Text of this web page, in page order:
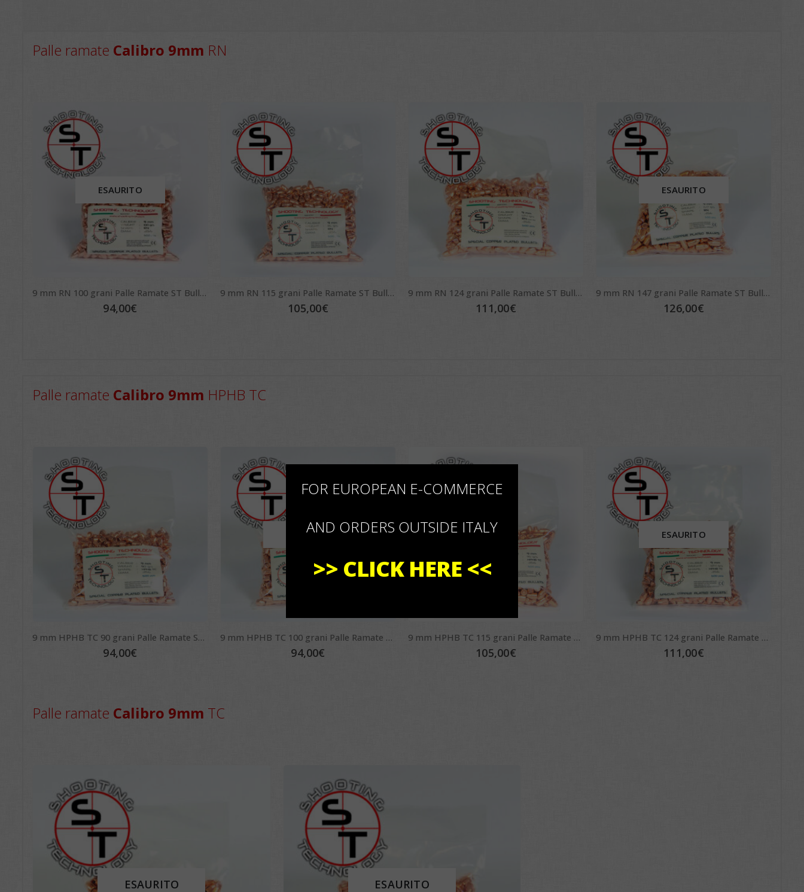
Palle ramate Calibro 9mm RN
ESAURITO
9 mm RN 100 grani Palle Ramate ST Bullets
94,00€
9 mm RN 115 grani Palle Ramate ST Bullets
105,00€
9 mm RN 124 grani Palle Ramate ST Bullets
111,00€
ESAURITO
9 mm RN 147 grani Palle Ramate ST Bullets
126,00€
Palle ramate Calibro 9mm HPHB TC
9 mm HPHB TC 90 grani Palle Ramate ST Bullets
94,00€
ESAURITO
9 mm HPHB TC 100 grani Palle Ramate ST Bullets
94,00€
9 mm HPHB TC 115 grani Palle Ramate ST Bullets
105,00€
ESAURITO
9 mm HPHB TC 124 grani Palle Ramate ST Bullets
111,00€
Palle ramate Calibro 9mm TC
ESAURITO ESAURITO
FOR EUROPEAN E-COMMERCE
AND ORDERS OUTSIDE ITALY
>> CLICK HERE<<